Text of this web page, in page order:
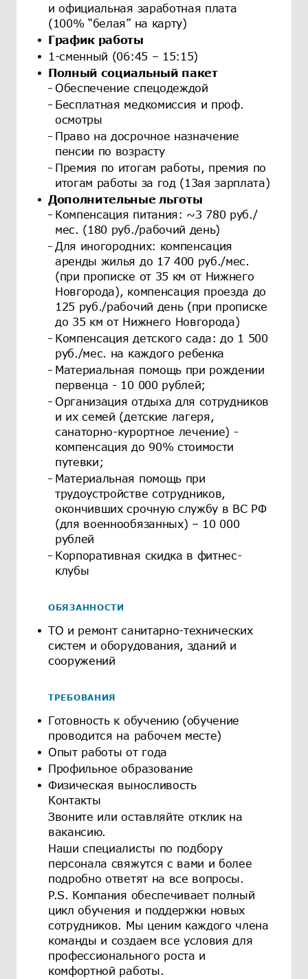
и официальная заработная плата
(100% “белая” на карту)
График работы
1-сменный (06:45 – 15:15)
Полный социальный пакет
Обеспечение спецодеждой
Бесплатная медкомиссия и проф.
осмотры
Право на досрочное назначение
пенсии по возрасту
Премия по итогам работы, премия по
итогам работы за год (13ая зарплата)
Дополнительные льготы
Компенсация питания: ~3 780 руб./
мес. (180 руб./рабочий день)
Для иногородних: компенсация
аренды жилья до 17 400 руб./мес.
(при прописке от 35 км от Нижнего
Новгорода), компенсация проезда до
125 руб./рабочий день (при прописке
до 35 км от Нижнего Новгорода)
Компенсация детского сада: до 1 500
руб./мес. на каждого ребенка
Материальная помощь при рождении
первенца - 10 000 рублей;
Организация отдыха для сотрудников
и их семей (детские лагеря,
санаторно-курортное лечение) -
компенсация до 90% стоимости
путевки;
Материальная помощь при
трудоустройстве сотрудников,
окончивших срочную службу в ВС РФ
(для военнообязанных) – 10 000
рублей
Корпоративная скидка в фитнес-
клубы
ОБЯЗАННОСТИ
ТО и ремонт санитарно-технических
систем и оборудования, зданий и
сооружений
ТРЕБОВАНИЯ
Готовность к обучению (обучение
проводится на рабочем месте)
Опыт работы от года
Профильное образование
Физическая выносливость
Контакты
Звоните или оставляйте отклик на
вакансию.
Наши специалисты по подбору
персонала свяжутся с вами и более
подробно ответят на все вопросы.
P.S. Компания обеспечивает полный
цикл обучения и поддержки новых
сотрудников. Мы ценим каждого члена
команды и создаем все условия для
профессионального роста и
комфортной работы.